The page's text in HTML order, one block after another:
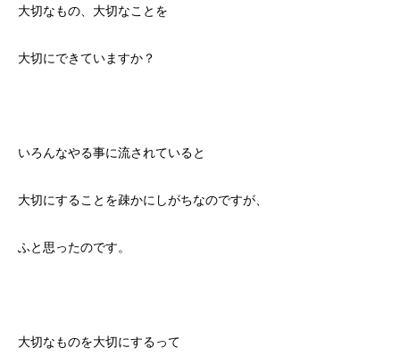
大切なもの、大切なことを
大切にできていますか？
いろんなやる事に流されていると
大切にすることを疎かにしがちなのですが、
ふと思ったのです。
大切なものを大切にするって